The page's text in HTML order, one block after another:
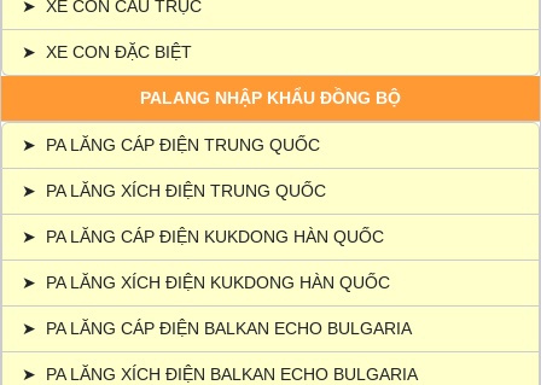
➤ XE CON CẦU TRỤC
➤ XE CON ĐẶC BIỆT
PALANG NHẬP KHẨU ĐỒNG BỘ
➤ PA LĂNG CÁP ĐIỆN TRUNG QUỐC
➤ PA LĂNG XÍCH ĐIỆN TRUNG QUỐC
➤ PA LĂNG CÁP ĐIỆN KUKDONG HÀN QUỐC
➤ PA LĂNG XÍCH ĐIỆN KUKDONG HÀN QUỐC
➤ PA LĂNG CÁP ĐIỆN BALKAN ECHO BULGARIA
➤ PA LĂNG XÍCH ĐIỆN BALKAN ECHO BULGARIA